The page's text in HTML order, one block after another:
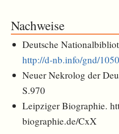
Nachweise
Deutsche
http://d-nb.info/gnd/
Neuer Nekrolog der
S.970
Leipziger Biographie.
biographie.de/CxX